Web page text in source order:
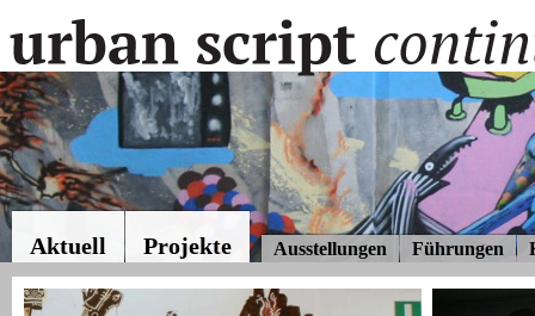
Aktuell Projekte Ausstellungen Führungen